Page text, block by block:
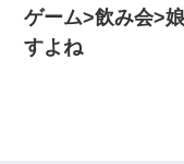
ゲーム>飲み会>
すよね